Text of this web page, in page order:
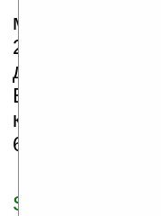
200 МГц, 64
для карт
EDGE/
Телефон
Solomobi.com